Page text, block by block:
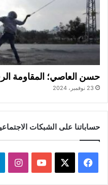
حسن العاصي؛ المقاومة
23 نوفمبر، 2024
حساباتنا على الشبكات
ي
X
Y
ن